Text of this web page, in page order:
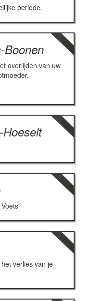
periode.
Boonen
overlijden van uw
verlies van je